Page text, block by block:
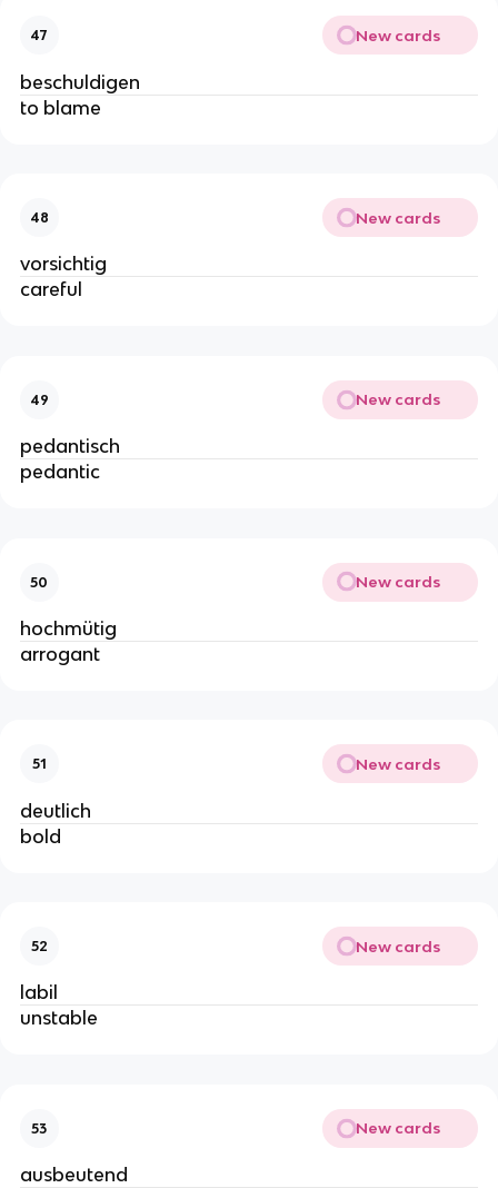
47 New cards
beschuldigen
to blame
48 New cards
vorsichtig
careful
49 New cards
pedantisch
pedantic
50 New cards
hochmütig
arrogant
51 New cards
deutlich
bold
52 New cards
labil
unstable
53 New cards
ausbeutend